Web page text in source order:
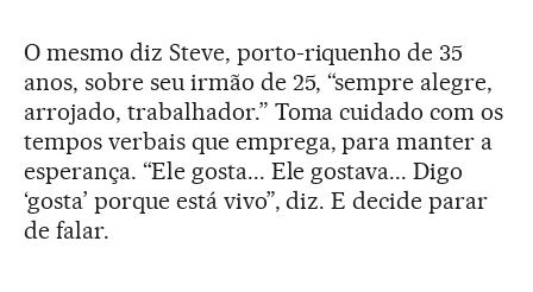
O mesmo diz Steve, porto-riquenho de 35
anos, sobre seu irmão de 25, “sempre alegre,
arrojado, trabalhador.” Toma cuidado com os
tempos verbais que emprega, para manter a
esperança. “Ele gosta... Ele gostava... Digo
‘gosta’ porque está vivo”, diz. E decide parar
de falar.